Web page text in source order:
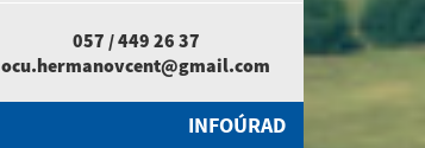
057 / 449 26 37
ocu.hermanovcent@gmail.com
INFOÚRAD